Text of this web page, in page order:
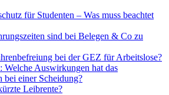
für Studenten – Was muss beachtet
sind bei Belegen & Co zu
bei der GEZ für Arbeitslose?
Welche Auswirkungen hat das
bei einer Scheidung?
Leibrente?